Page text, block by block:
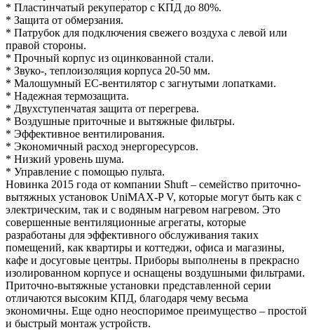
* Пластинчатый рекуператор с КПД до 80%.
* Защита от обмерзания.
* Патрубок для подключения свежего воздуха с левой или
правой стороны.
* Прочный корпус из оцинкованной стали.
* Звуко-, теплоизоляция корпуса 20-50 мм.
* Малошумный ЕС-вентилятор с загнутыми лопатками.
* Надежная термозащита.
* Двухступенчатая защита от перегрева.
* Воздушные приточные и вытяжные фильтры.
* Эффективное вентилирования.
* Экономичный расход энергоресурсов.
* Низкий уровень шума.
* Управление с помощью пульта.
Новинка 2015 года от компании Shuft – семейство приточно-
вытяжных установок UniMAX-P V, которые могут быть как с
электрическим, так и с водяным нагревом нагревом. Это
совершенные вентиляционные агрегаты, которые
разработаны для эффективного обслуживания таких
помещений, как квартиры и коттеджи, офиса и магазины,
кафе и досуговые центры. Приборы выполнены в прекрасно
изолированном корпусе и оснащены воздушными фильтрами.
Приточно-вытяжные установки представленной серии
отличаются высоким КПД, благодаря чему весьма
экономичны. Еще одно неоспоримое преимущество – простой
и быстрый монтаж устройств.